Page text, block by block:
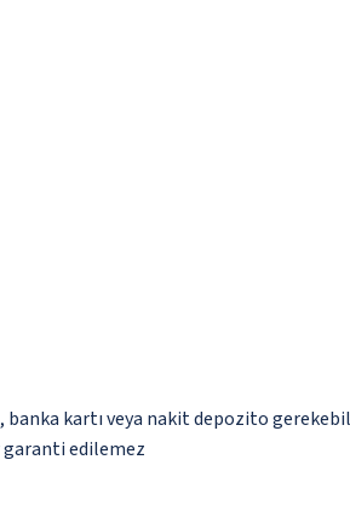
kartı veya nakit depozito
garanti edilemez